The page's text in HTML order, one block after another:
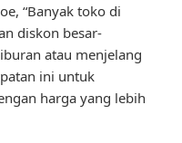
“Banyak toko di
diskon besar-
atau menjelang
ini untuk
harga yang lebih